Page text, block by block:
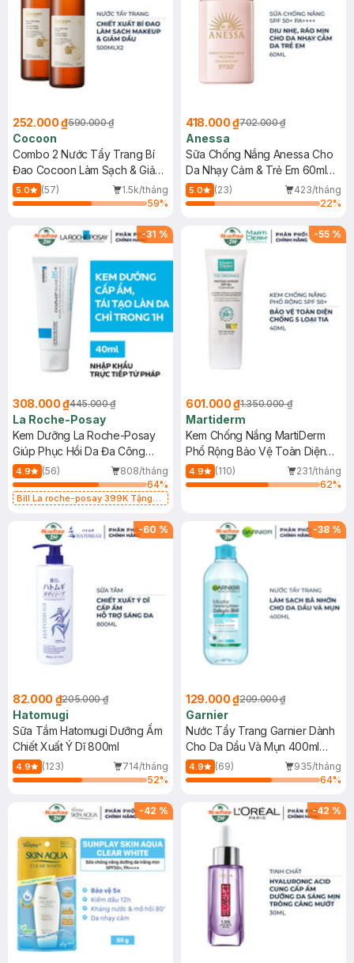
252.000 ₫590.000 ₫
Cocoon
Combo 2 Nước Tẩy Trang Bí
Đao Cocoon Làm Sạch & Giảm
Dầu 500ml
5.0 (57)
1.5k/tháng
59%
418.000 ₫702.000 ₫
Anessa
Sữa Chống Nắng Anessa Cho
Da Nhạy Cảm & Trẻ Em 60ml
(Mới)
5.0 (23)
423/tháng
22%
-31 %
308.000 ₫445.000 ₫
La Roche-Posay
Kem Dưỡng La Roche-Posay
Giúp Phục Hồi Da Đa Công
Dụng 40ml
4.9 (56)
808/tháng
64%
Bill La roche-posay 399K Tặng
(SL có hạn)
-55 %
601.000 ₫1.350.000 ₫
Martiderm
Kem Chống Nắng MartiDerm
Phổ Rộng Bảo Vệ Toàn Diện
40ml
4.9 (110)
231/tháng
62%
-60 %
82.000 ₫205.000 ₫
Hatomugi
Sữa Tắm Hatomugi Dưỡng Ẩm
Chiết Xuất Ý Dĩ 800ml
4.9 (123)
714/tháng
52%
-38 %
129.000 ₫209.000 ₫
Garnier
Nước Tẩy Trang Garnier Dành
Cho Da Dầu Và Mụn 400ml
(Mới)
4.9 (69)
935/tháng
64%
-42 % -42 %